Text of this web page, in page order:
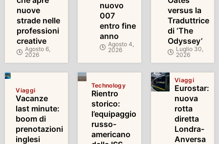
nuove
strade nelle
professioni
creative
Agosto 6,
2026
nuovo
007
entro fine
anno
Agosto 4,
2026
versus la
Traduttrice
di ‘The
Odyssey’
Luglio 30,
2026
Viaggi
Vacanze
last minute:
boom di
prenotazioni
inglesi
Technology
Rientro
storico:
l’equipaggio
russo-
americano
Viaggi
Eurostar:
nuova
rotta
diretta
Londra-
Anversa